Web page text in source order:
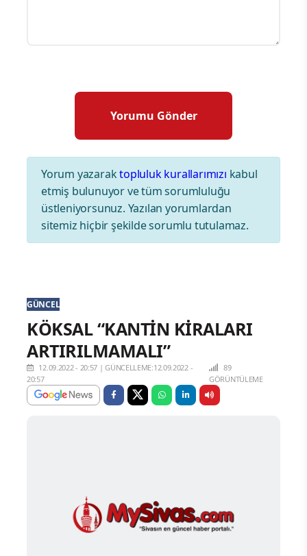
Yorum yazaraktopluluk kurallarımızı kabul
etmiş bulunuyor ve tüm sorumluluğu
üstleniyorsunuz. Yazılan yorumlardan
sitemiz hiçbir şekilde sorumlu tutulamaz.
GÜNCEL
KÖKSAL “KANTİN KİRALARI
ARTIRILMAMALI”
12.09.2022 - 20:57 |GÜNCELLEME:12.09.2022 -
20:57
89
GÖRÜNTÜLEME